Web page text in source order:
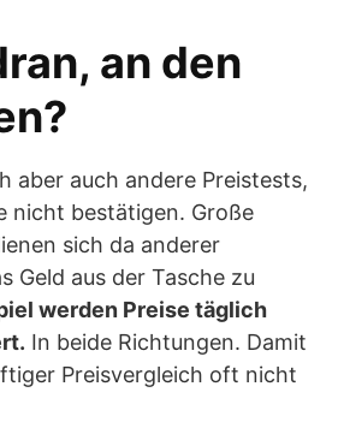
an den
aber auch andere Preistests,
nicht bestätigen. Große
sich da anderer
Geld aus der Tasche zu
werden Preise täglich
In beide Richtungen. Damit
Preisvergleich oft nicht